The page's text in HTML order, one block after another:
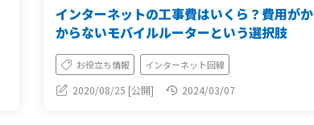
インターネットの工事費はいくら？費用がか
からないモバイルルーターという選択肢
お役立ち情報 インターネット回線
2020/08/25 [公開] 2024/03/07